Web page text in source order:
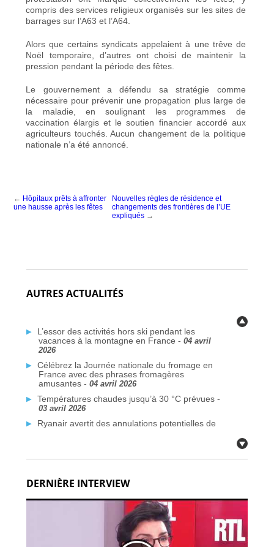
compris des services religieux organisés sur les sites de
barrages sur l’A63 et l’A64.
Alors que certains syndicats appelaient à une trêve de
Noël temporaire, d’autres ont choisi de maintenir la
pression pendant la période des fêtes.
Le gouvernement a défendu sa stratégie comme
nécessaire pour prévenir une propagation plus large de
la maladie, en soulignant les programmes de
vaccination élargis et le soutien financier accordé aux
agriculteurs touchés. Aucun changement de la politique
nationale n’a été annoncé.
← Hôpitaux prêts à affronter
une hausse après les fêtes
Nouvelles règles de résidence et
changements des frontières de l’UE
expliqués →
AUTRES ACTUALITÉS
L’essor des activités hors ski pendant les
vacances à la montagne en France - 04 avril
2026
Célébrez la Journée nationale du fromage en
France avec des phrases fromagères
amusantes - 04 avril 2026
Températures chaudes jusqu’à 30 °C prévues -
03 avril 2026
Ryanair avertit des annulations potentielles de
Plus de traversées Dunkerque–Rosslare
Des communes françaises face à la crise de
Citoyens britanniques à double nationalité :
défis de voyage face aux nouvelles règles de
02 avril 2026
Fermetures de bars en France après des
DERNIÈRE INTERVIEW